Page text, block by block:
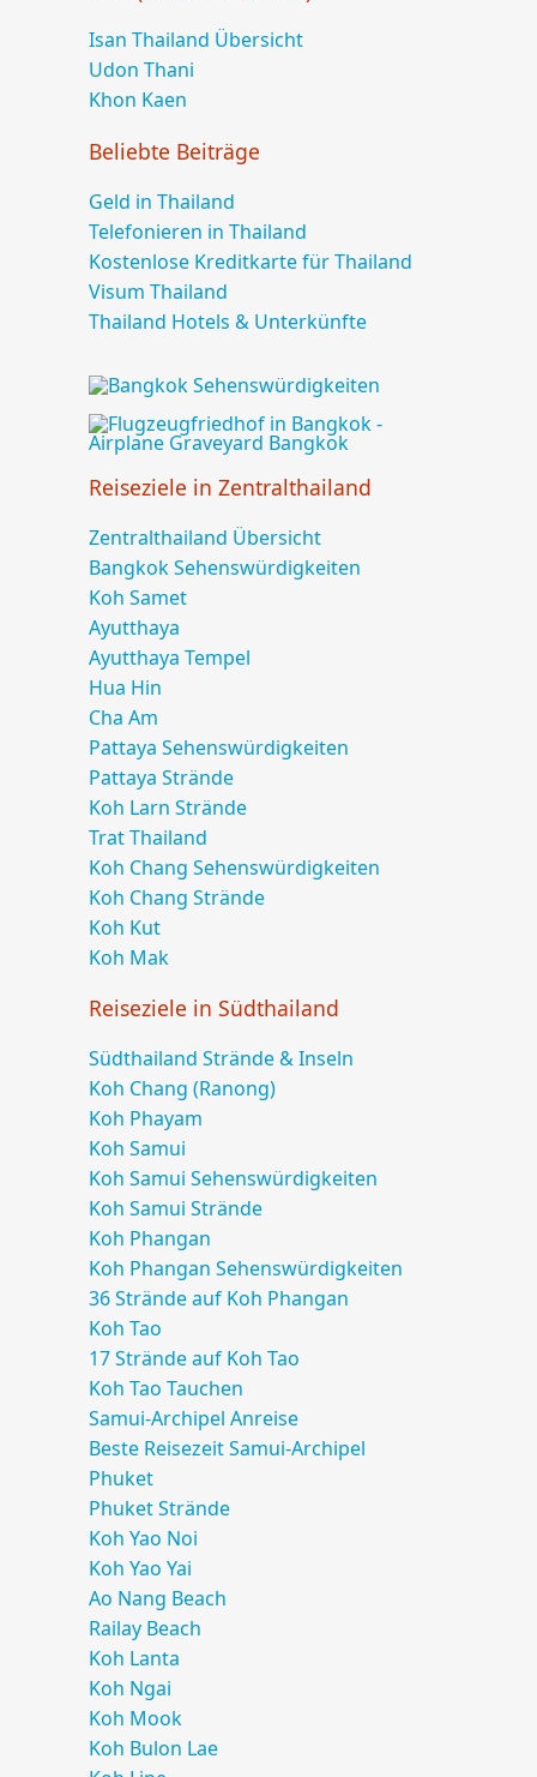
Isan Thailand Übersicht
Udon Thani
Khon Kaen
Beliebte Beiträge
Geld in Thailand
Telefonieren in Thailand
Kostenlose Kreditkarte für Thailand
Visum Thailand
Thailand Hotels & Unterkünfte
Reiseziele in Zentralthailand
Zentralthailand Übersicht
Bangkok Sehenswürdigkeiten
Koh Samet
Ayutthaya
Ayutthaya Tempel
Hua Hin
Cha Am
Pattaya Sehenswürdigkeiten
Pattaya Strände
Koh Larn Strände
Trat Thailand
Koh Chang Sehenswürdigkeiten
Koh Chang Strände
Koh Kut
Koh Mak
Reiseziele in Südthailand
Südthailand Strände & Inseln
Koh Chang (Ranong)
Koh Phayam
Koh Samui
Koh Samui Sehenswürdigkeiten
Koh Samui Strände
Koh Phangan
Koh Phangan Sehenswürdigkeiten
36 Strände auf Koh Phangan
Koh Tao
17 Strände auf Koh Tao
Koh Tao Tauchen
Samui-Archipel Anreise
Beste Reisezeit Samui-Archipel
Phuket
Phuket Strände
Koh Yao Noi
Koh Yao Yai
Ao Nang Beach
Railay Beach
Koh Lanta
Koh Ngai
Koh Mook
Koh Bulon Lae